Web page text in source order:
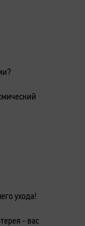
ухода!
- вас